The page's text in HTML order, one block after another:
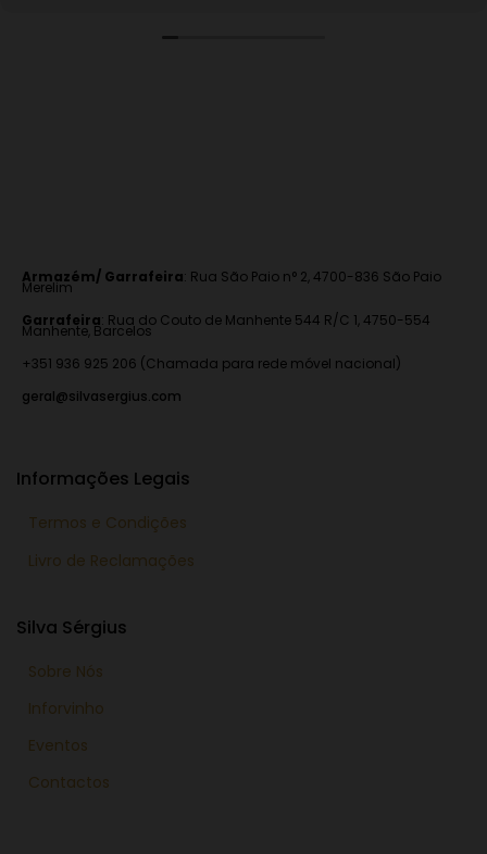
Armazém/ Garrafeira: Rua São Paio n° 2, 4700-836 São Paio
Merelim
Garrafeira: Rua do Couto de Manhente 544 R/C 1, 4750-554
Manhente, Barcelos
+351 936 925 206 (Chamada para rede móvel nacional)
geral@silvasergius.com
Informações Legais
Termos e Condições
Livro de Reclamações
Silva Sérgius
Sobre Nós
Inforvinho
Eventos
Contactos